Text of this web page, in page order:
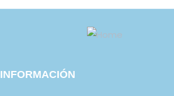
INFORMACIÓN